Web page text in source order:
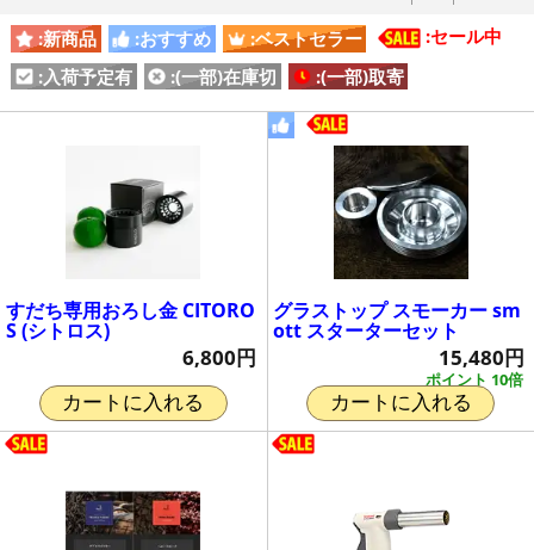
:新商品 :おすすめ :ベストセラー
:セール中
:入荷予定有
:(一部)在庫切 :(一部)取寄
すだち専用おろし金 CITORO
S (シトロス)
6,800円
カートに入れる
グラストップ スモーカー sm
ott スターターセット
ポイント 10倍
15,480円
カートに入れる